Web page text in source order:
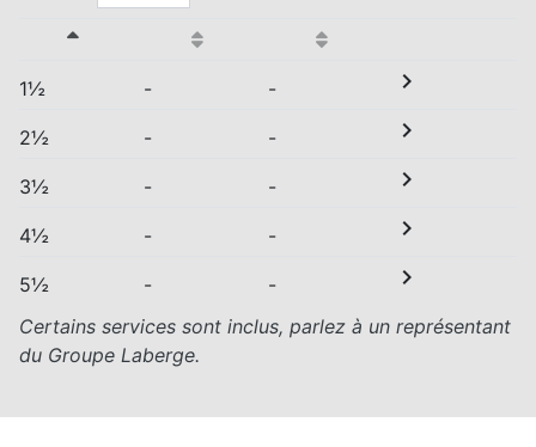
1½ - - chevron_right
2½ - - chevron_right
3½ - - chevron_right
4½ - - chevron_right
5½ - - chevron_right
Certains services sont inclus, parlez à un représentant
du Groupe Laberge.